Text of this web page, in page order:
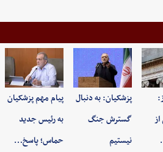
پزشکیان: به‌ دنبال
گسترش جنگ
نیستیم
پیام مهم پزشکیان
به رئیس جدید
حماس؛ پاسخ…